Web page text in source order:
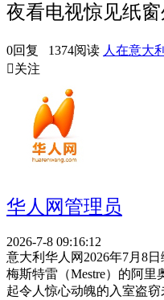
夜看电视惊见纸
0回复 1374阅读 人在意大利
关注
华人网管理员
2026-7-8 09:16:12
意大利华人网2026年7月8
梅斯特雷（Mestre）的阿里
起令人惊心动魄的入室盗